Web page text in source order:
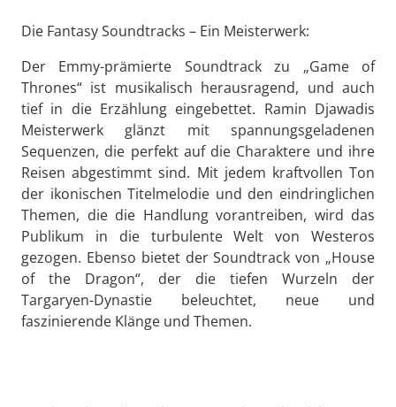
Die Fantasy Soundtracks – Ein Meisterwerk:
Der Emmy-prämierte Soundtrack zu „Game of
Thrones“ ist musikalisch herausragend, und auch
tief in die Erzählung eingebettet. Ramin Djawadis
Meisterwerk glänzt mit spannungsgeladenen
Sequenzen, die perfekt auf die Charaktere und ihre
Reisen abgestimmt sind. Mit jedem kraftvollen Ton
der ikonischen Titelmelodie und den eindringlichen
Themen, die die Handlung vorantreiben, wird das
Publikum in die turbulente Welt von Westeros
gezogen. Ebenso bietet der Soundtrack von „House
of the Dragon“, der die tiefen Wurzeln der
Targaryen-Dynastie beleuchtet, neue und
faszinierende Klänge und Themen.